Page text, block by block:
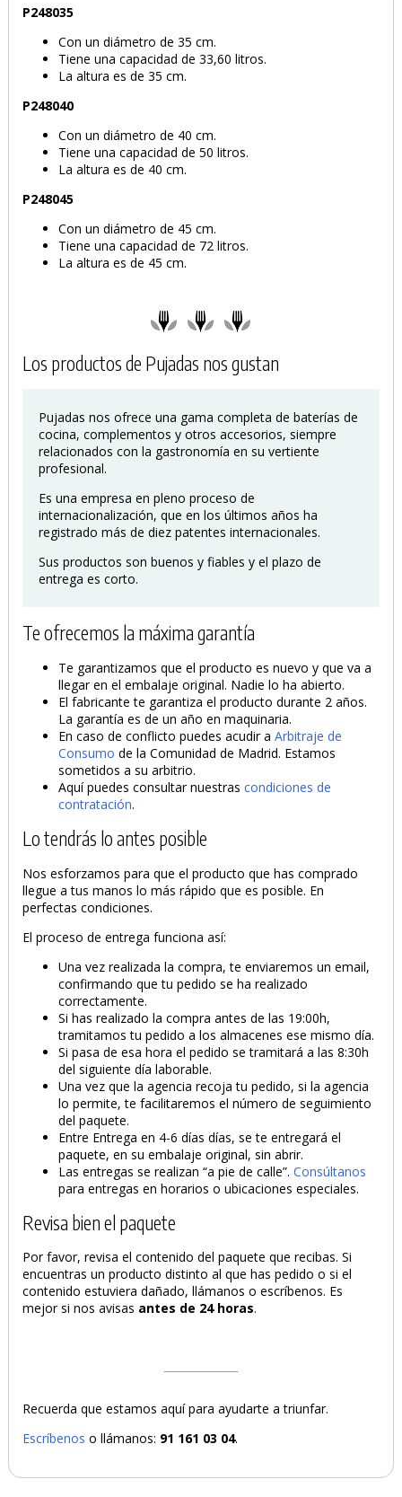
PRODUCTO AÑADIDO AL CARRITO
P248035
Con un diámetro de 35 cm.
Tiene una capacidad de 33,60 litros.
La altura es de 35 cm.
P248040
Con un diámetro de 40 cm.
Tiene una capacidad de 50 litros.
La altura es de 40 cm.
P248045
Con un diámetro de 45 cm.
Tiene una capacidad de 72 litros.
La altura es de 45 cm.
Los productos de Pujadas nos gustan
Pujadas nos ofrece una gama completa de baterías de
cocina, complementos y otros accesorios, siempre
relacionados con la gastronomía en su vertiente
profesional.
Es una empresa en pleno proceso de
internacionalización, que en los últimos años ha
registrado más de diez patentes internacionales.
Sus productos son buenos y fiables y el plazo de
entrega es corto.
Te ofrecemos la máxima garantía
Te garantizamos que el producto es nuevo y que va a
llegar en el embalaje original. Nadie lo ha abierto.
El fabricante te garantiza el producto durante 2 años.
La garantía es de un año en maquinaria.
En caso de conflicto puedes acudir aArbitraje de
Consumo de la Comunidad de Madrid. Estamos
sometidos a su arbitrio.
Aquí puedes consultar nuestrascondiciones de
contratación.
Lo tendrás lo antes posible
Nos esforzamos para que el producto que has comprado
llegue a tus manos lo más rápido que es posible. En
perfectas condiciones.
El proceso de entrega funciona así:
Una vez realizada la compra, te enviaremos un email,
confirmando que tu pedido se ha realizado
correctamente.
Si has realizado la compra antes de las 19:00h,
tramitamos tu pedido a los almacenes ese mismo día.
Si pasa de esa hora el pedido se tramitará a las 8:30h
del siguiente día laborable.
Una vez que la agencia recoja tu pedido, si la agencia
lo permite, te facilitaremos el número de seguimiento
del paquete.
Entre Entrega en 4-6 días días, se te entregará el
paquete, en su embalaje original, sin abrir.
Las entregas se realizan “a pie de calle”.Consúltanos
para entregas en horarios o ubicaciones especiales.
Revisa bien el paquete
Por favor, revisa el contenido del paquete que recibas. Si
encuentras un producto distinto al que has pedido o si el
contenido estuviera dañado, llámanos o escríbenos. Es
mejor si nos avisas antes de 24 horas.
Recuerda que estamos aquí para ayudarte a triunfar.
Escríbenos o llámanos: 91 161 03 04.